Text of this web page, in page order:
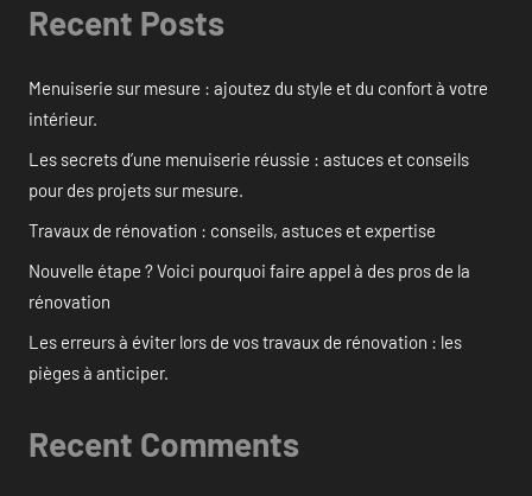
Recent Posts
Menuiserie sur mesure : ajoutez du style et du confort à votre
intérieur.
Les secrets d’une menuiserie réussie : astuces et conseils
pour des projets sur mesure.
Travaux de rénovation : conseils, astuces et expertise
Nouvelle étape ? Voici pourquoi faire appel à des pros de la
rénovation
Les erreurs à éviter lors de vos travaux de rénovation : les
pièges à anticiper.
Recent Comments